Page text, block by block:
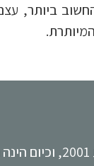
ביותר,
רשגד נוסדה בשנת